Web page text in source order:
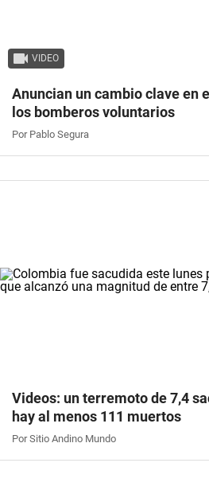
VIDEO
Anuncian un cambio clave en
los bomberos voluntarios
Por Pablo Segura
Videos: un terremoto de 7,4
hay al menos 111 muertos
Por Sitio Andino Mundo